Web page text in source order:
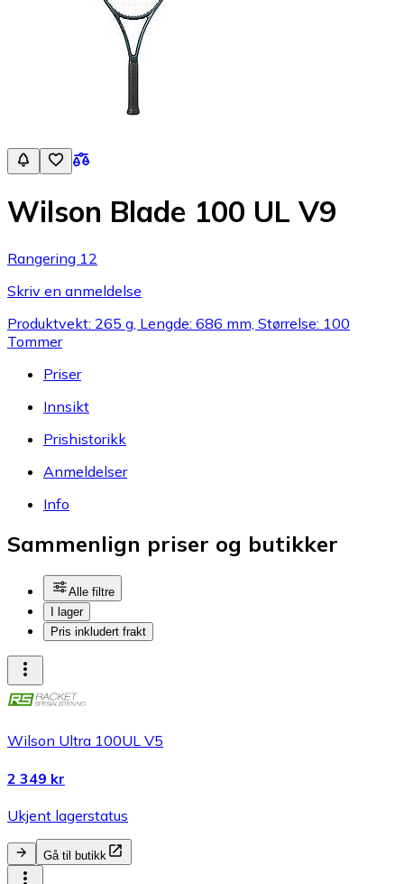
Wilson Blade 100 UL V9
Rangering 12
Skriv en anmeldelse
Produktvekt: 265 g, Lengde: 686 mm, Størrelse: 100
Tommer
Priser
Innsikt
Prishistorikk
Anmeldelser
Info
Sammenlign priser og butikker
Alle filtre
I lager
Pris inkludert frakt
Wilson Ultra 100UL V5
2 349 kr
Ukjent lagerstatus
Gå til butikk